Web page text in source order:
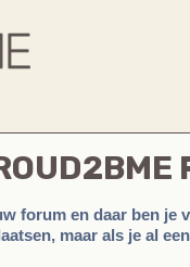
forum en daar ben je
maar als je al